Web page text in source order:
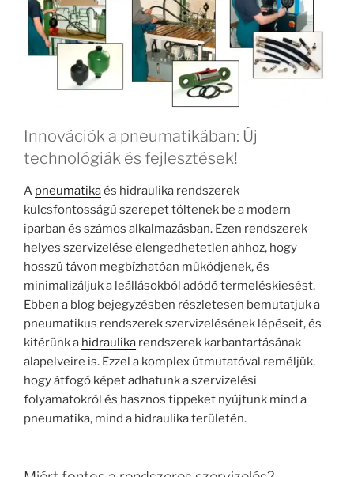
Innovációk a pneumatikában: Új
technológiák és fejlesztések!
A pneumatikaés hidraulika rendszerek
kulcsfontosságú szerepet töltenek be a modern
iparban és számos alkalmazásban. Ezen rendszerek
helyes szervizelése elengedhetetlen ahhoz, hogy
hosszú távon megbízhatóan működjenek, és
minimalizáljuk a leállásokból adódó termeléskiesést.
Ebben a blog bejegyzésben részletesen bemutatjuk a
pneumatikus rendszerek szervizelésének lépéseit, és
kitérünk a hidraulika rendszerek karbantartásának
alapelveire is. Ezzel a komplex útmutatóval reméljük,
hogy átfogó képet adhatunk a szervizelési
folyamatokról és hasznos tippeket nyújtunk mind a
pneumatika, mind a hidraulika területén.